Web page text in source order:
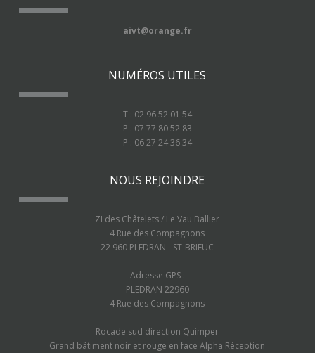
aivt@orange.fr
NUMÉROS UTILES
T : 02 96 52 01 54
P : 07 77 80 52 83
P : 06 27 24 36 34
NOUS REJOINDRE
ZI des Châtelets / Le Vau Ballier
4 Rue des Compagnons
22 960 PLEDRAN - ST-BRIEUC
Adresse GPS :
PLEDRAN 22960
4 Rue des Compagnons
Rocade sud direction Quimper
Grand bâtiment noir et rouge en face Alpha Réception